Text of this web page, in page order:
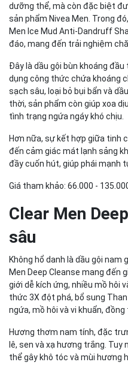
dưỡng thể, mà còn đặc biệt
sản phẩm Nivea Men. Trong
Men Ice Mud Anti-Dandruff
đáo, mang đến trải nghiệm
Đây là dầu gội bùn khoáng
dụng công thức chứa khoáng
sạch sâu, loại bỏ bụi bẩn và
thời, sản phẩm còn giúp xoa
tình trạng ngứa ngáy khó chịu.
Hơn nữa, sự kết hợp giữa tinh
đến cảm giác mát lạnh sảng
đầy cuốn hút, giúp phái mạnh
Giá tham khảo: 66.000 -
Clear Men
sâu
Không hổ danh là dầu gội nam
Men Deep Cleanse mang đến
giới dễ kích ứng, nhiều mồ hôi
thức 3X đột phá, bổ sung
ngứa, mồ hôi và vi khuẩn,
Hương thơm nam tính, đặc
lê, sen và xạ hương trắng. Tuy
thể gây khô tóc và mùi hương